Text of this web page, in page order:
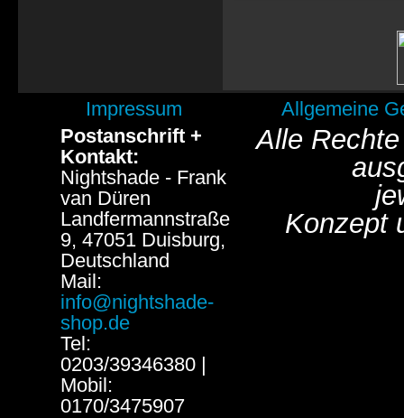
Impressum
Allgemeine
Postanschrift +
Kontakt:
Nightshade - Frank
van Düren
Landfermannstraße
9, 47051 Duisburg,
Deutschland
Mail:
info@nightshade-
shop.de
Tel:
0203/39346380 |
Mobil:
0170/3475907
Alle
Konzept